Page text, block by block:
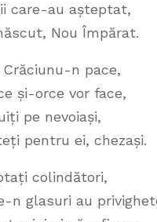
care-au așteptat,
Nou Împărat.
n pace,
și-orce vor face,
pe nevoiași,
pentru ei, chezași.
colindători,
n glasuri au